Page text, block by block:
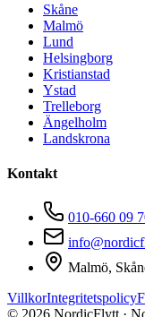
Skåne
Malmö
Lund
Helsingborg
Kristianstad
Ystad
Trelleborg
Ängelholm
Landskrona
Kontakt
010-660 09
Malmö,
VillkorIntegritetspolicy
© 2026 NordicFlytt ·